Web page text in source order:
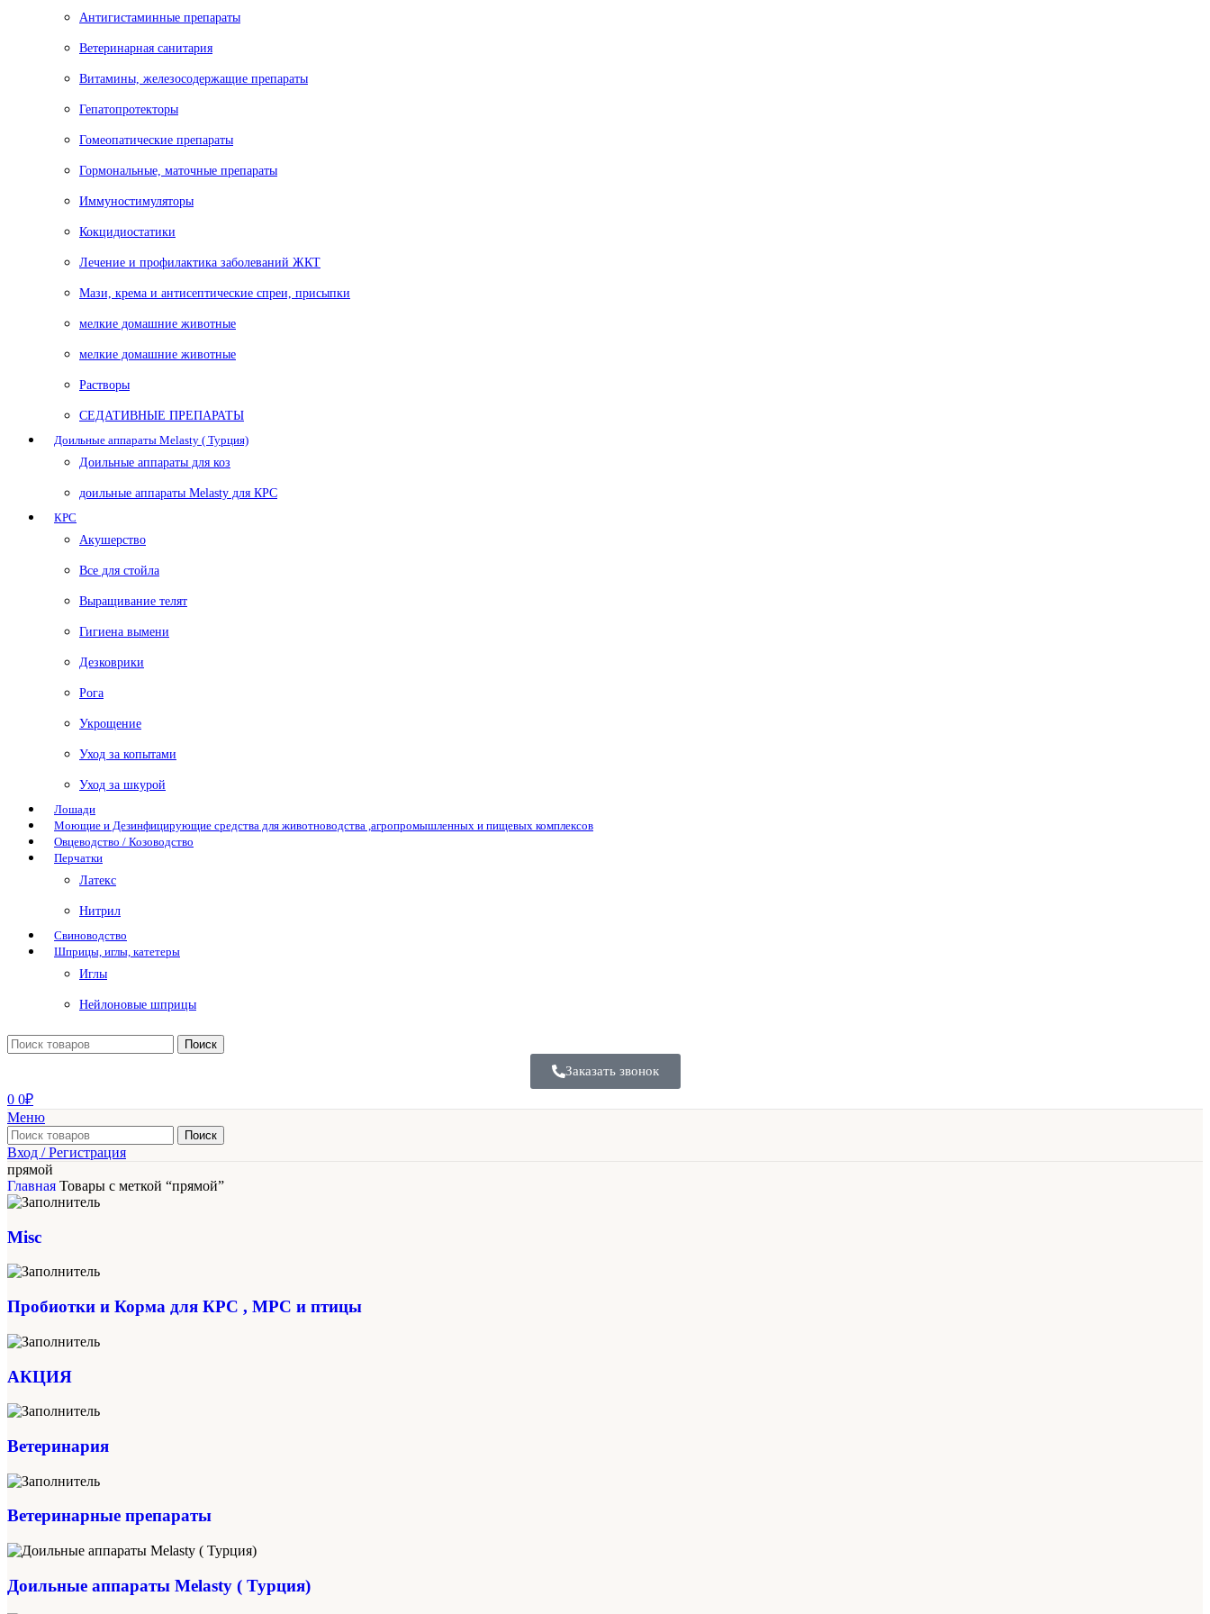
Антигистаминные препараты
Ветеринарная санитария
Витамины, железосодержащие препараты
Гепатопротекторы
Гомеопатические препараты
Гормональные, маточные препараты
Иммуностимуляторы
Кокцидиостатики
Лечение и профилактика заболеваний ЖКТ
Мази, крема и антисептические спреи, присыпки
мелкие домашние животные
мелкие домашние животные
Растворы
СЕДАТИВНЫЕ ПРЕПАРАТЫ
Доильные аппараты Melasty ( Турция)
Доильные аппараты для коз
доильные аппараты Melasty для КРС
КРС
Акушерство
Все для стойла
Выращивание телят
Гигиена вымени
Дезковрики
Рога
Укрощение
Уход за копытами
Уход за шкурой
Лошади
Моющие и Дезинфицирующие средства для животноводства ,агропромышленных и пищевых комплексов
Овцеводство / Козоводство
Перчатки
Латекс
Нитрил
Свиноводство
Шприцы, иглы, катетеры
Иглы
Нейлоновые шприцы
Поиск
Заказать звонок
0 0₽
Меню
Поиск
Вход / Регистрация
прямой
Главная Товары с меткой “прямой”
Misc
Пробиотки и Корма для КРС , МРС и птицы
АКЦИЯ
Ветеринария
Ветеринарные препараты
Доильные аппараты Melasty ( Турция)